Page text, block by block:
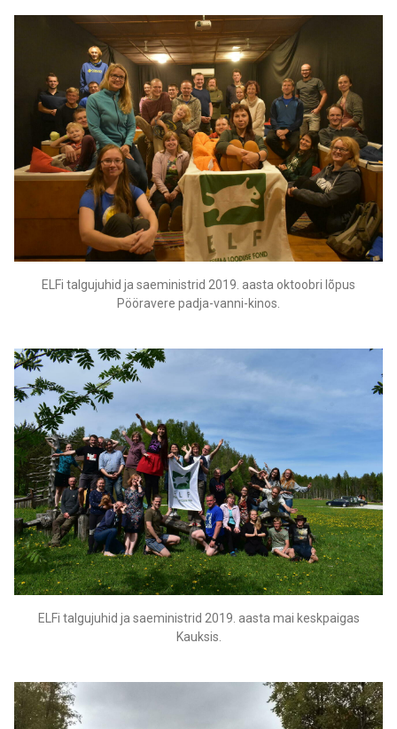
ELFi talgujuhid ja saeministrid 2019. aasta oktoobri lõpus
Pööravere padja-vanni-kinos.
ELFi talgujuhid ja saeministrid 2019. aasta mai keskpaigas
Kauksis.